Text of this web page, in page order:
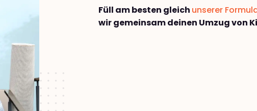
Füll am besten gleich unserer
wir gemeinsam deinen Umzug von